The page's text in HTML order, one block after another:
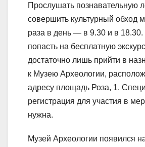
Прослушать познавательную
совершить культурный обход
раза в день — в 9.30 и в
попасть на бесплатную
достаточно лишь прийти в
к Музею Археологии,
адресу площадь Роза, 1.
регистрация для участия в
нужна.
Музей Археологии появился